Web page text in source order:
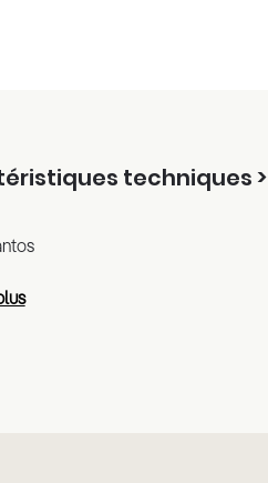
techniques >